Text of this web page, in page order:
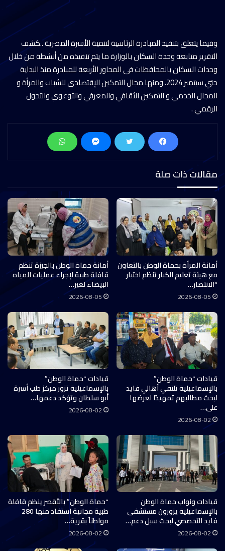
وفيما يتعلق بتنفيذ المبادرة الرئاسية لتنمية الأسرة المصرية ..كشف
التقرير متابعة وحدة السكان بالوزارة ما يتم تنفيذه من أنشطة من خلال
وحدات السكان بالمحافظات فى المحاور الأربعة للمبادرة منذ البداية
حتي سبتمبر 2024، ومنها مجال التمكين الإقتصادي للشباب والمرأة و
المجال الخدمي و التمكين الثقافي والمعرفي والتوعوي والتحول
الرقمي .
مقالات ذات صلة
أمانة المرأة بحماة الوطن بالتعاون
مع هيئة تعليم الكبار تنظم اختبار
“الانتصار…
2026-08-05
أمانة حماة الوطن بالجيزة تنظم
قافلة طبية لإجراء عمليات المياه
البيضاء لغير…
2026-08-05
قيادات “حماة الوطن”
بالإسماعيلية تلتقي أهالي فايد
لبحث مطالبهم تمهيدًا لعرضها
على…
2026-08-02
قيادات “حماة الوطن”
بالإسماعيلية تزور مركز طب أسرة
أبو سلطان وتؤكد دعمها…
2026-08-02
قيادات ونواب حماة الوطن
بالإسماعيلية يزورون مستشفى
فايد التخصصي لبحث سبل دعم…
2026-08-02
“حماة الوطن” بالأقصر ينظم قافلة
طبية مجانية استفاد منها 280
مواطناً بقرية…
2026-08-02